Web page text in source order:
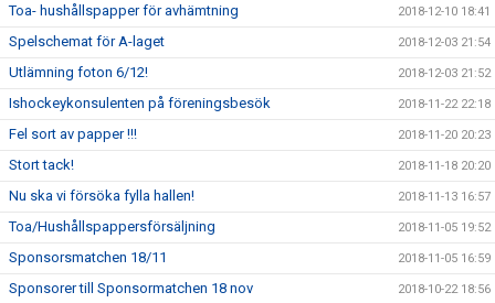
Toa- hushållspapper för avhämtning 2018-12-10 18:41
Spelschemat för A-laget 2018-12-03 21:54
Utlämning foton 6/12! 2018-12-03 21:52
Ishockeykonsulenten på föreningsbesök 2018-11-22 22:18
Fel sort av papper !!! 2018-11-20 20:23
Stort tack! 2018-11-18 20:20
Nu ska vi försöka fylla hallen! 2018-11-13 16:57
Toa/Hushållspappersförsäljning 2018-11-05 19:52
Sponsorsmatchen 18/11 2018-11-05 16:59
Sponsorer till Sponsormatchen 18 nov 2018-10-22 18:56